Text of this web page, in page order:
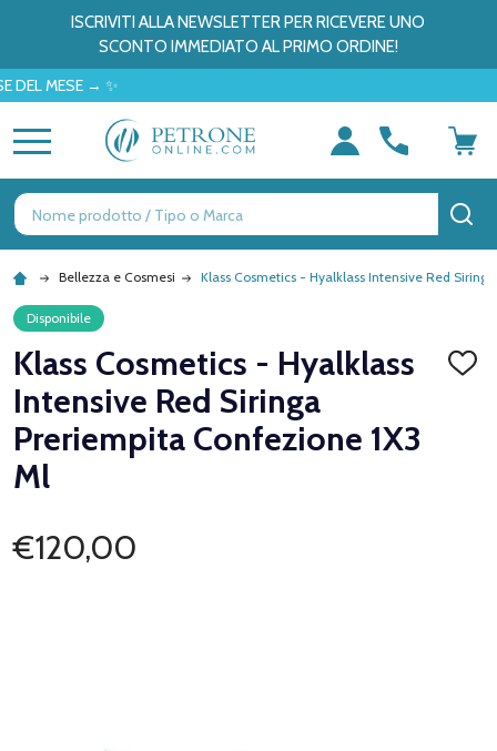
ISCRIVITI ALLA NEWSLETTER PER RICEVERE UNO
SCONTO IMMEDIATO AL PRIMO ORDINE!
→ ✨
Ricerca
Bellezza e Cosmesi Klass Cosmetics - Hyalklass Intensive Red
Disponibile
Klass Cosmetics - Hyalklass
Intensive Red Siringa
Preriempita Confezione 1X3
Ml
€120,00